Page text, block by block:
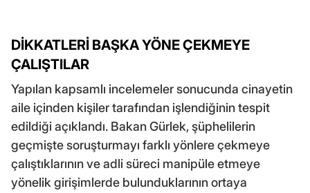
DİKKATLERİ BAŞKA YÖNE ÇEKMEYE
ÇALIŞTILAR
Yapılan kapsamlı incelemeler sonucunda cinayetin
aile içinden kişiler tarafından işlendiğinin tespit
edildiği açıklandı. Bakan Gürlek, şüphelilerin
geçmişte soruşturmayı farklı yönlere çekmeye
çalıştıklarının ve adli süreci manipüle etmeye
yönelik girişimlerde bulunduklarının ortaya